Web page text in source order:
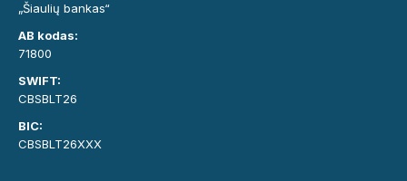
„Šiaulių bankas“
AB kodas:
71800
SWIFT:
CBSBLT26
BIC:
CBSBLT26XXX